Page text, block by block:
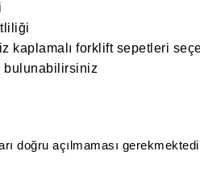
forklift sepetleri
bulunabilirsiniz
doğru açılmaması